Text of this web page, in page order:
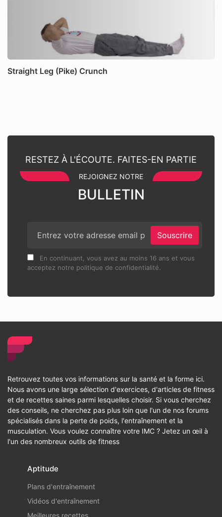
Straight Leg (Pike) Crunch
RESTEZ À L'ÉCOUTE. FAITES-EN PARTIE
REJOIGNEZ NOTRE
BULLETIN
Souscrire
En continuant, vous avez au moins 16 ans et vous
acceptez notre politique de confidentialité.
Retrouvez toutes vos informations sur la santé et la forme ici.
Nous avons une large sélection d'exercices, d'articles de fitness
et de recettes saines parmi lesquelles choisir. Si vous cherchez
des conseils, ne cherchez pas plus loin que l'un de nos forums
spécialisés dans la perte de poids, l'entraînement et la
musculation. Vous voulez connaître votre IMC ? Jetez un œil à
l'un des nombreux outils de fitness
Aptitude
Plans d'entraînement
Vidéos d'entraînement
Meilleures recettes